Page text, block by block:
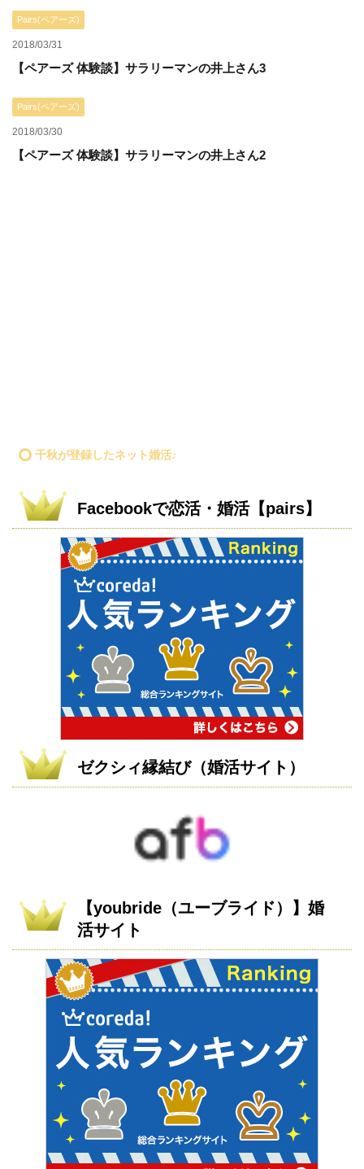
Pairs(ペアーズ)
2018/03/31
【ペアーズ 体験談】サラリーマンの井上さん3
Pairs(ペアーズ)
2018/03/30
【ペアーズ 体験談】サラリーマンの井上さん2
千秋が登録したネット婚活♪
Facebookで恋活・婚活【pairs】
ゼクシィ縁結び（婚活サイト）
【youbride（ユーブライド）】婚
活サイト